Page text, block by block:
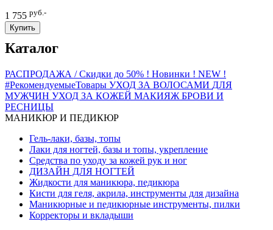
1 755 руб.-
Купить
Каталог
РАСПРОДАЖА / Скидки до 50% ! Новинки ! NEW !
#РекомендуемыеТовары УХОД ЗА ВОЛОСАМИ ДЛЯ
МУЖЧИН УХОД ЗА КОЖЕЙ МАКИЯЖ БРОВИ И
РЕСНИЦЫ
МАНИКЮР И ПЕДИКЮР
Гель-лаки, базы, топы
Лаки для ногтей, базы и топы, укрепление
Средства по уходу за кожей рук и ног
ДИЗАЙН ДЛЯ НОГТЕЙ
Жидкости для маникюра, педикюра
Кисти для геля, акрила, инструменты для дизайна
Маникюрные и педикюрные инструменты, пилки
Корректоры и вкладыши